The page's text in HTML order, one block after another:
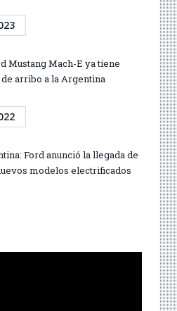
Mustang Mach-E ya tiene
arribo a la Argentina
Ford anunció la llegada de
modelos electrificados